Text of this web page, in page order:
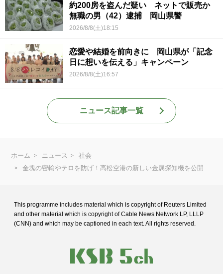
約200房を盗んだ疑い ネットで販売か
無職の男（42）逮捕 岡山県警
2026/8/8(土)18:15
恋愛や結婚を前向きに 岡山県が「記念
日に想いを伝える」キャンペーン
2026/8/8(土)16:57
ニュース記事一覧
ホーム ニュース
社会
金塊の密輸やテロを防げ！高松空港の新しい金属探知機を公開
This programme includes material which is copyright of Reuters Limited
and other material which is copyright of Cable News Network LP, LLLP
(CNN) and which may be captioned in each text. All rights reserved.